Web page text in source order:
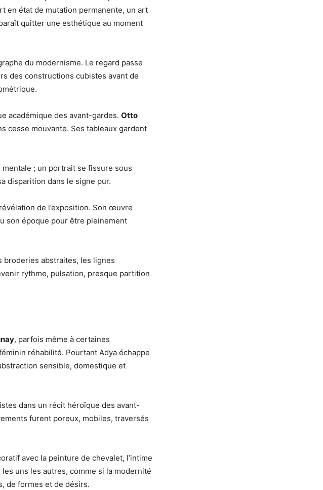
en état de mutation permanente, un art
quitter une esthétique au moment
du modernisme. Le regard passe
des constructions cubistes avant de
académique des avant-gardes. Otto
cesse mouvante. Ses tableaux gardent
; un portrait se fissure sous
disparition dans le signe pur.
de l’exposition. Son œuvre
son époque pour être pleinement
broderies abstraites, les lignes
rythme, pulsation, presque partition
, parfois même à certaines
réhabilité. Pourtant Adya échappe
sensible, domestique et
dans un récit héroïque des avant-
furent poreux, mobiles, traversés
avec la peinture de chevalet, l’intime
uns les autres, comme si la modernité
de formes et de désirs.